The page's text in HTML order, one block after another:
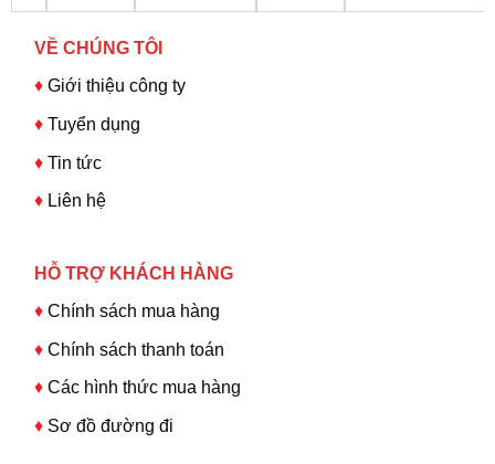
VỀ CHÚNG TÔI
♦ Giới thiệu công ty
♦Tuyển dụng
♦ Tin tức
♦ Liên hệ
HỖ TRỢ KHÁCH HÀNG
♦Chính sách mua hàng
♦ Chính sách thanh toán
♦ Các hình thức mua hàng
♦ Sơ đồ đường đi